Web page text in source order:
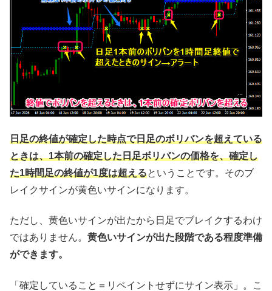
日足の終値が確定した時点で日足のボリバンを超えている
ときは、1本前の確定した日足ボリバンの価格を、確定し
た1時間足の終値が1度は超えるということです。そのブ
レイクサインが黄色いサインになります。
ただし、黄色いサインが出たから日足でブレイクするわけ
ではありません。 黄色いサインが出た段階である程度準備
ができます。
「確定していること＝リペイントせずにサイン表示」。こ